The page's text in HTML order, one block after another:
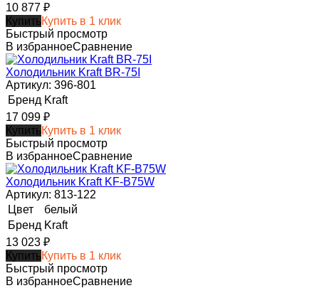
10 877 ₽
КупитьКупить в 1 клик
Быстрый просмотр
В избранноеСравнение
Холодильник Kraft BR-75I
Артикул: 396-801
Бренд Kraft
17 099 ₽
КупитьКупить в 1 клик
Быстрый просмотр
В избранноеСравнение
Холодильник Kraft KF-B75W
Артикул: 813-122
Цвет
белый
Бренд Kraft
13 023 ₽
КупитьКупить в 1 клик
Быстрый просмотр
В избранноеСравнение